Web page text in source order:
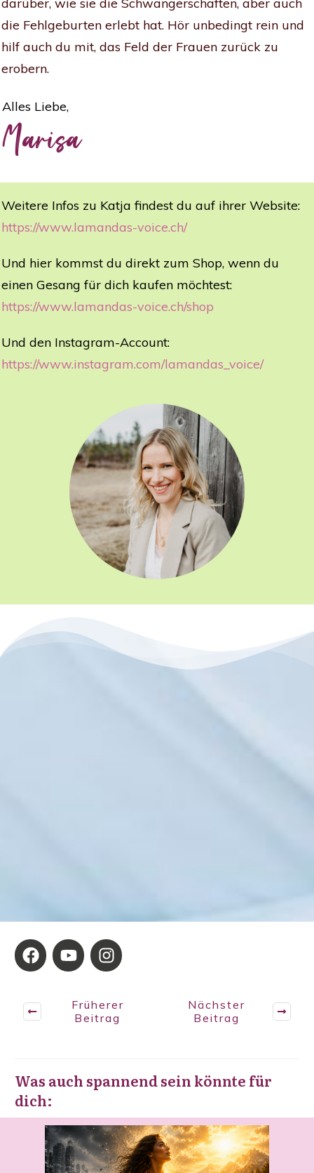
darüber, wie sie die Schwangerschaften, aber auch
die Fehlgeburten erlebt hat. Hör unbedingt rein und
hilf auch du mit, das Feld der Frauen zurück zu
erobern.
Alles Liebe,
Marisa
Weitere Infos zu Katja findest du auf ihrer Website:
https://www.lamandas-voice.ch/
Und hier kommst du direkt zum Shop, wenn du
einen Gesang für dich kaufen möchtest:
https://www.lamandas-voice.ch/shop
Und den Instagram-Account:
https://www.instagram.com/lamandas_voice/
Früherer
Beitrag
Nächster
Beitrag
Was auch spannend sein könnte für
dich: